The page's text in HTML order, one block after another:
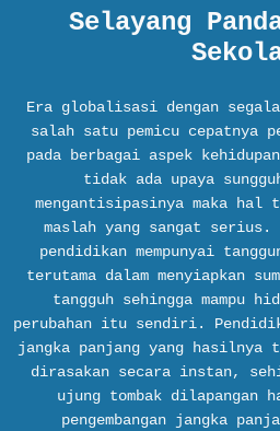
Selayang
Era globalisasi dengan
salah satu pemicu cepatnya
pada berbagai aspek
tidak ada upaya
mengantisipasinya maka hal
maslah yang sangat
pendidikan mempunyai
terutama dalam menyiapkan
tangguh sehingga mampu
perubahan itu sendiri.
jangka panjang yang
dirasakan secara instan,
ujung tombak dilapangan
pengembangan jangka